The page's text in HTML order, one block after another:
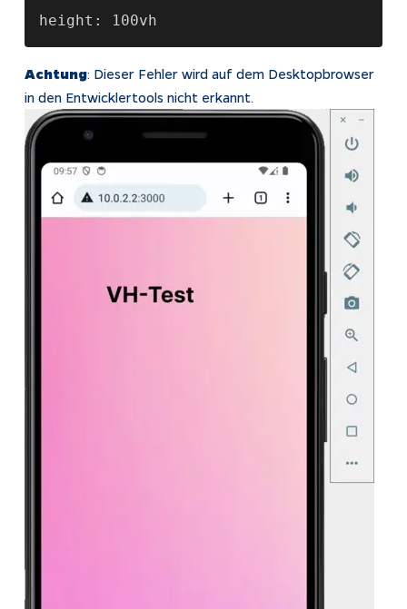
height: 100vh
Achtung: Dieser Fehler wird auf dem Desktopbrowser
in den Entwicklertools nicht erkannt.